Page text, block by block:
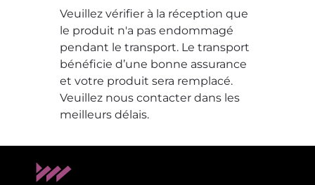
Veuillez vérifier à la réception que
le produit n'a pas endommagé
pendant le transport. Le transport
bénéficie d’une bonne assurance
et votre produit sera remplacé.
Veuillez nous contacter dans les
meilleurs délais.